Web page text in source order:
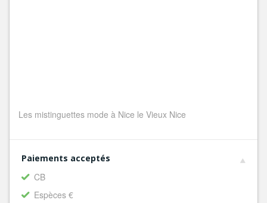
Les mistinguettes mode à Nice le Vieux Nice
Paiements acceptés
CB
Espèces €